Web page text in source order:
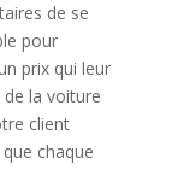
de se
pour
prix qui leur
de la voiture
client
chaque